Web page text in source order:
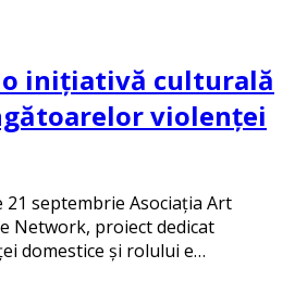
inițiativă culturală
violenței
21 septembrie Asociația Art
Network, proiect dedicat
domestice și rolului e…